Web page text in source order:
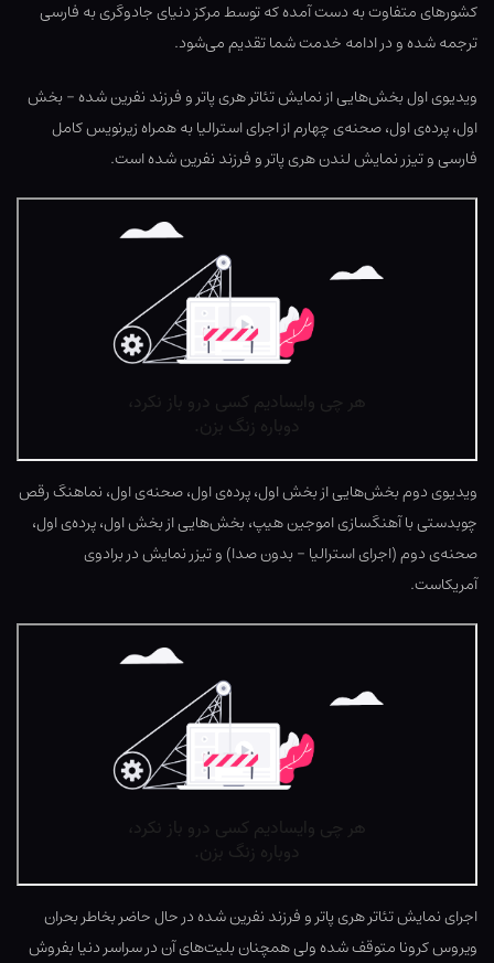
کشورهای متفاوت به دست آمده که توسط مرکز دنیای جادوگری به فارسی
ترجمه شده و در ادامه خدمت شما تقدیم می‌شود.
ویدیوی اول بخش‌هایی از نمایش تئاتر هری پاتر و فرزند نفرین شده – بخش
اول، پرده‌ی اول، صحنه‌ی چهارم از اجرای استرالیا به همراه زیرنویس کامل
فارسی و تیزر نمایش لندن هری پاتر و فرزند نفرین شده است.
ویدیوی دوم بخش‌هایی از بخش اول، پرده‌ی اول، صحنه‌ی اول، نماهنگ رقص
چوبدستی با آهنگسازی اموجین هیپ، بخش‌هایی از بخش اول، پرده‌ی اول،
صحنه‌ی دوم (اجرای استرالیا – بدون صدا) و تیزر نمایش در برادوی
آمریکاست.
اجرای نمایش تئاتر هری پاتر و فرزند نفرین شده در حال حاضر بخاطر بحران
ویروس کرونا متوقف شده ولی همچنان بلیت‌های آن در سراسر دنیا بفروش